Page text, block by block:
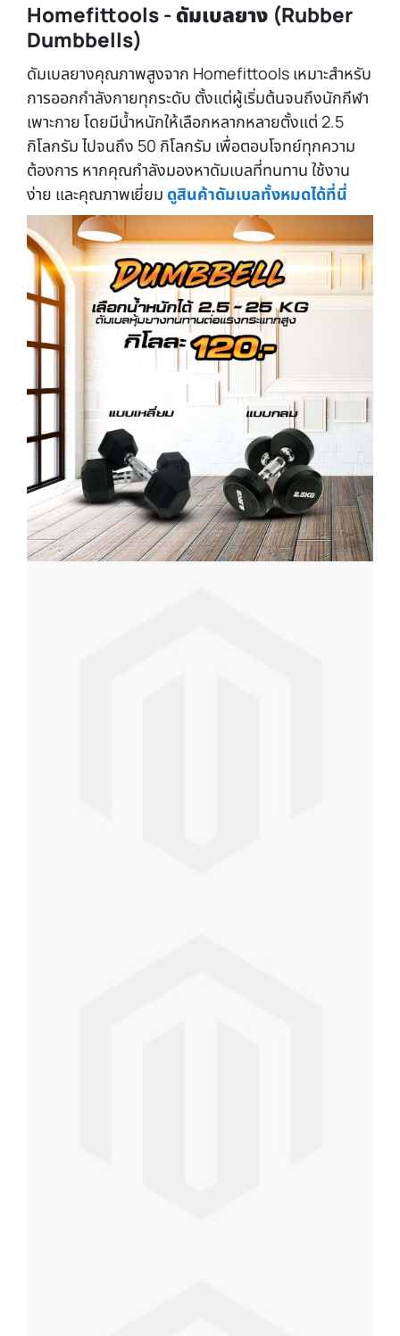
Homefittools - ดัมเบลยาง (Rubber
Dumbbells)
ดัมเบลยางคุณภาพสูงจาก Homefittools เหมาะสำหรับ
การออกกำลังกายทุกระดับ ตั้งแต่ผู้เริ่มต้นจนถึงนักกีฬา
เพาะกาย โดยมีน้ำหนักให้เลือกหลากหลายตั้งแต่ 2.5
กิโลกรัม ไปจนถึง 50 กิโลกรัม เพื่อตอบโจทย์ทุกความ
ต้องการ หากคุณกำลังมองหาดัมเบลที่ทนทาน ใช้งาน
ง่าย และคุณภาพเยี่ยม ดูสินค้าดัมเบลทั้งหมดได้ที่นี่